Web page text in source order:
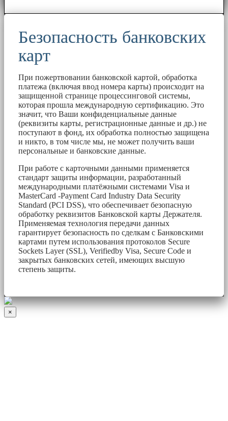
Безопасность банковских
карт
При пожертвовании банковской картой, обработка
платежа (включая ввод номера карты) происходит на
защищенной странице процессинговой системы,
которая прошла международную сертификацию. Это
значит, что Ваши конфиденциальные данные
(реквизиты карты, регистрационные данные и др.) не
поступают в фонд, их обработка полностью защищена
и никто, в том числе мы, не может получить ваши
персональные и банковские данные.
При работе с карточными данными применяется
стандарт защиты информации, разработанный
международными платёжными системами Visa и
MasterCard -Payment Card Industry Data Security
Standard (PCI DSS), что обеспечивает безопасную
обработку реквизитов Банковской карты Держателя.
Применяемая технология передачи данных
гарантирует безопасность по сделкам с Банковскими
картами путем использования протоколов Secure
Sockets Layer (SSL), Verifiedby Visa, Secure Code и
закрытых банковских сетей, имеющих высшую
степень защиты.
×